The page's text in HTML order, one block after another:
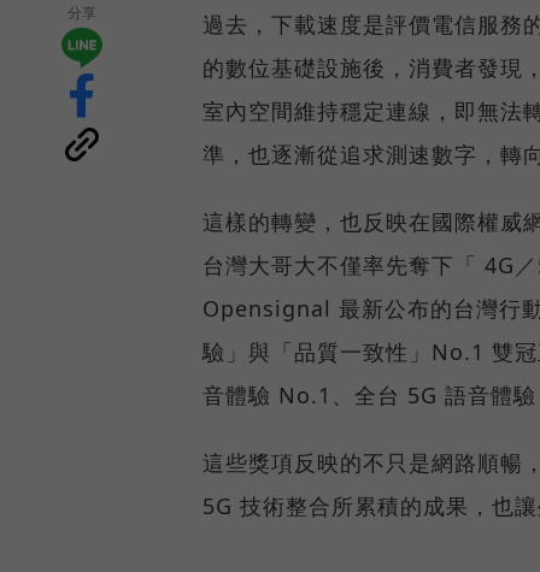
分享
過去，下載速度是評價電信服務
的數位基礎設施後，消費者發現
室內空間維持穩定連線，即無法
準，也逐漸從追求測速數字，轉
這樣的轉變，也反映在國際權
台灣大哥大不僅率先奪下「 4G
Opensignal 最新公布的台灣行
驗」與「品質一致性」No.1 雙
音體驗 No.1、全台 5G 語音體
這些獎項反映的不只是網路順暢
5G 技術整合所累積的成果，也